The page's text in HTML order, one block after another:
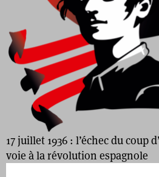
17 juillet 1936 : l’échec du coup
voie à la révolution espagnole